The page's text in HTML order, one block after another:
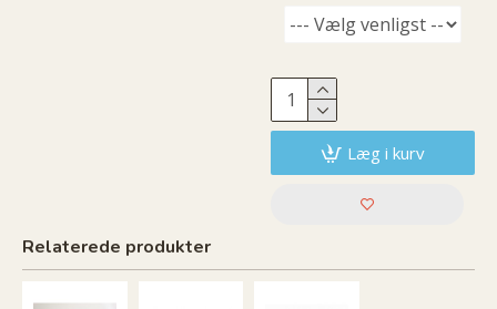
Læg i kurv
Relaterede produkter